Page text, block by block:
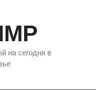
на сегодня в